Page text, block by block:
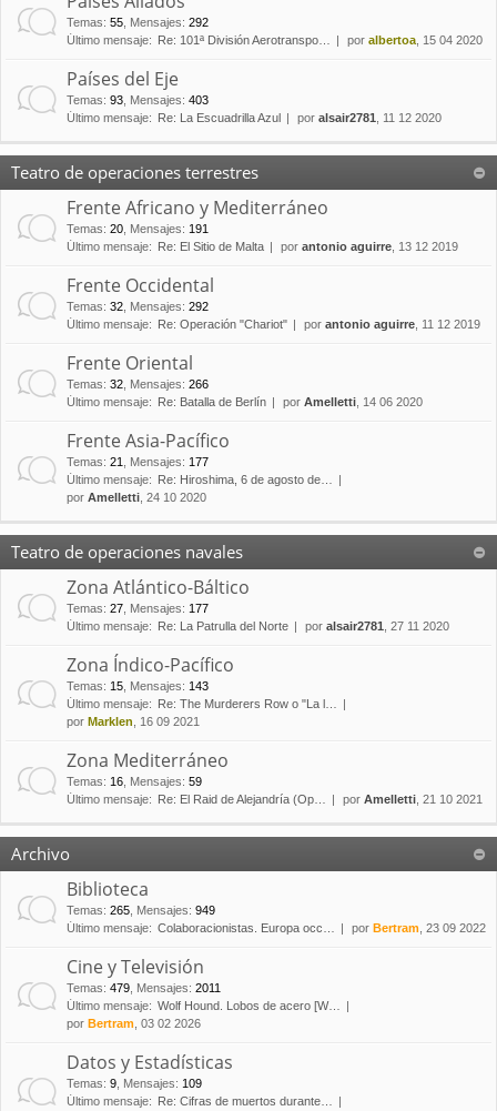
Temas: 55 Mensajes: 292
Último mensaje:
Re: 101ª División Aerotranspo… por albertoa , 15 04 2020
Países del Eje
Temas: 93 Mensajes: 403
Último mensaje:
Re: La Escuadrilla Azul por alsair2781 , 11 12 2020
Teatro de operaciones terrestres
Frente Africano y Mediterráneo
Temas: 20 Mensajes: 191
Último mensaje:
Re: El Sitio de Malta por antonio aguirre , 13 12 2019
Frente Occidental
Temas: 32 Mensajes: 292
Último mensaje:
Re: Operación "Chariot" por antonio aguirre , 11 12 2019
Frente Oriental
Temas: 32 Mensajes: 266
Último mensaje:
Re: Batalla de Berlín por Amelletti , 14 06 2020
Frente Asia-Pacífico
Temas: 21 Mensajes: 177
Último mensaje:
Re: Hiroshima, 6 de agosto de…
por Amelletti , 24 10 2020
Teatro de operaciones navales
Zona Atlántico-Báltico
Temas: 27 Mensajes: 177
Último mensaje:
Re: La Patrulla del Norte por alsair2781 , 27 11 2020
Zona Índico-Pacífico
Temas: 15 Mensajes: 143
Último mensaje:
Re: The Murderers Row o "La l…
por Marklen , 16 09 2021
Zona Mediterráneo
Temas: 16 Mensajes: 59
Último mensaje:
Re: El Raid de Alejandría (Op… por Amelletti , 21 10 2021
Archivo
Biblioteca
Temas: 265 Mensajes: 949
Último mensaje: Colaboracionistas. Europa occ… por Bertram , 23 09 2022
Cine y Televisión
Temas: 479 Mensajes: 2011
Último mensaje: Wolf Hound. Lobos de acero [W…
por Bertram , 03 02 2026
Datos y Estadísticas
Temas: 9 Mensajes: 109
Último mensaje:
Re: Cifras de muertos durante…